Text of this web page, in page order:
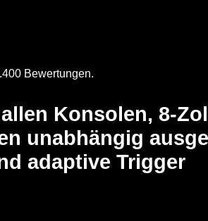
Bewertungen.
Konsolen, 8-
unabhängig
adaptive Trigger